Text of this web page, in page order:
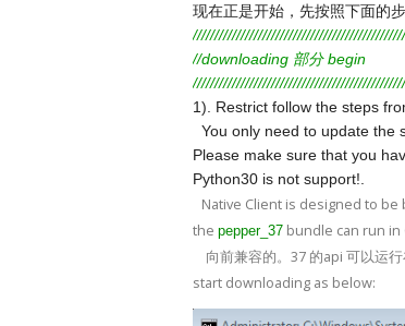
现在正是开始，先按照下面的步
//downloading 部分 begin
1). Restrict follow the steps
You only need to update the
Please make sure that you
Python30 is not support!.
Native Client is designed to
the pepper_37bundle can run in
向前兼容的。37 的api 可以运
start downloading as below: